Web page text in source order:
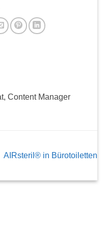
Content Manager
AIRsteril® in Bürotoiletten